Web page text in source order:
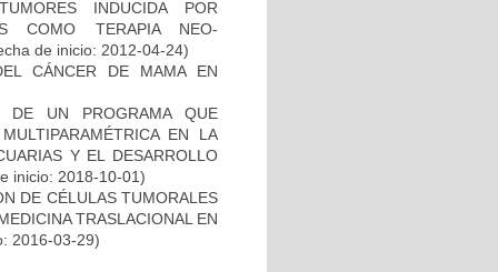
INDUCIDA POR
COMO TERAPIA NEO-
de inicio: 2012-04-24)
CÁNCER DE MAMA EN
DE UN PROGRAMA QUE
EN LA
Y EL DESARROLLO
inicio: 2018-10-01)
DE CÉLULAS TUMORALES
TRASLACIONAL EN
2016-03-29)